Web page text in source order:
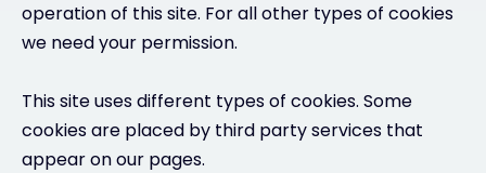
operation of this site. For all other types of cookies
we need your permission.
This site uses different types of cookies. Some
cookies are placed by third party services that
appear on our pages.